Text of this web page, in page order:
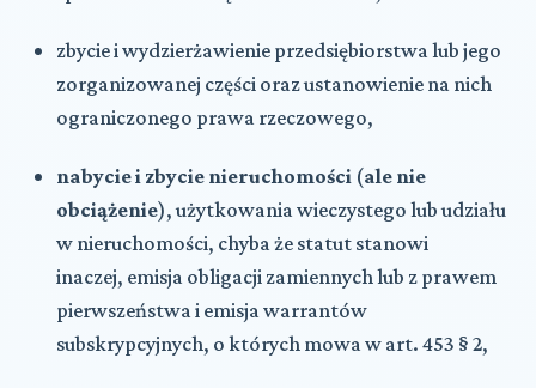
zbycie i wydzierżawienie przedsiębiorstwa lub jego
zorganizowanej części oraz ustanowienie na nich
ograniczonego prawa rzeczowego,
nabycie i zbycie nieruchomości (ale nie
obciążenie), użytkowania wieczystego lub udziału
w nieruchomości, chyba że statut stanowi
inaczej, emisja obligacji zamiennych lub z prawem
pierwszeństwa i emisja warrantów
subskrypcyjnych, o których mowa w art. 453 § 2,